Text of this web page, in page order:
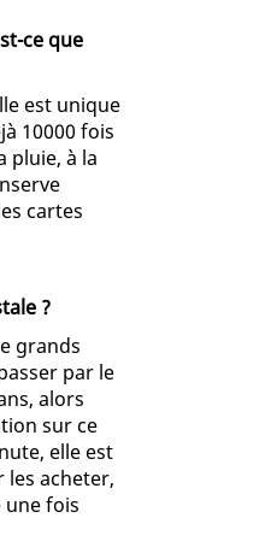
ce que
est unique
10000 fois
pluie, à la
cartes
?
grands
par le
alors
sur ce
elle est
les acheter,
une fois